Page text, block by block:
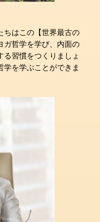
ちはこの【世界最古の
ガ哲学を学び、内面の
習慣をつくりましょ
学を学ぶことができま